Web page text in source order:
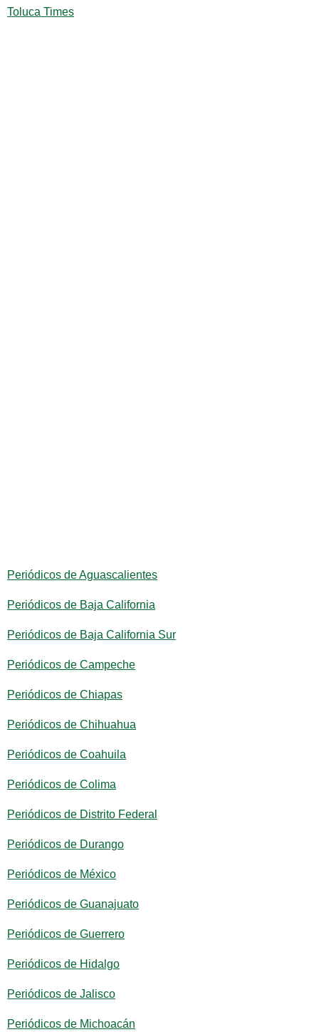
Toluca Times
Periódicos de Aguascalientes
Periódicos de Baja California
Periódicos de Baja California Sur
Periódicos de Campeche
Periódicos de Chiapas
Periódicos de Chihuahua
Periódicos de Coahuila
Periódicos de Colima
Periódicos de Distrito Federal
Periódicos de Durango
Periódicos de México
Periódicos de Guanajuato
Periódicos de Guerrero
Periódicos de Hidalgo
Periódicos de Jalisco
Periódicos de Michoacán